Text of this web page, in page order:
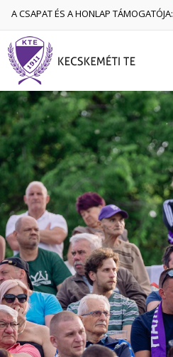
A CSAPAT ÉS A HONLAP TÁMOGATÓJA: